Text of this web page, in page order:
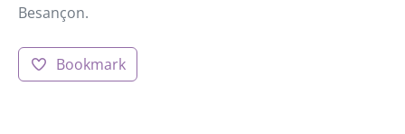
Besançon.
Bookmark